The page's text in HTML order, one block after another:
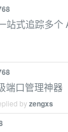
站式追踪多个
端口管理神器
byzengxs